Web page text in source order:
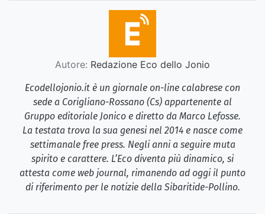
Autore: Redazione Eco dello Jonio
Ecodellojonio.it è un giornale on-line calabrese con
sede a Corigliano-Rossano (Cs) appartenente al
Gruppo editoriale Jonico e diretto da Marco Lefosse.
La testata trova la sua genesi nel 2014 e nasce come
settimanale free press. Negli anni a seguire muta
spirito e carattere. L’Eco diventa più dinamico, si
attesta come web journal, rimanendo ad oggi il punto
di riferimento per le notizie della Sibaritide-Pollino.